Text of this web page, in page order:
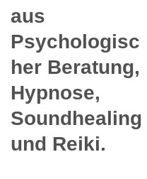
aus
Psychologisc
her Beratung,
Hypnose,
Soundhealing
und Reiki.